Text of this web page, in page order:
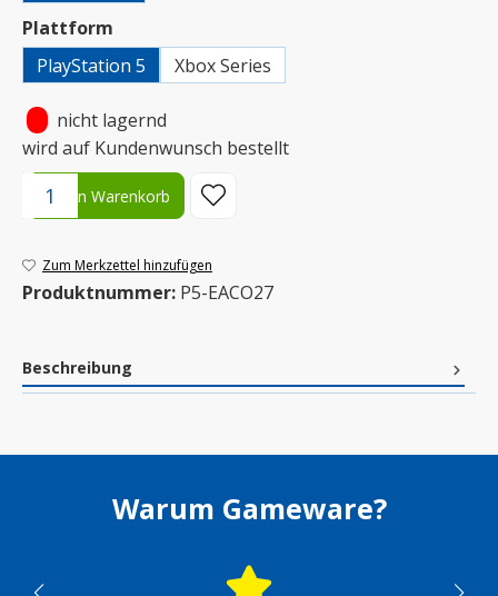
Plattform
PlayStation 5
Xbox Series
nicht lagernd
wird auf Kundenwunsch bestellt
Produkt Anzahl: Gib den gewünschten Wert ein oder benutze
In den Warenkorb
Zum Merkzettel hinzufügen
Produktnummer: P5-EACO27
Beschreibung
Warum Gameware?